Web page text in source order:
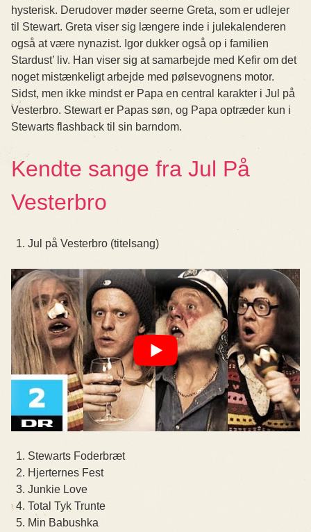
hysterisk. Derudover møder seerne Greta, som er udlejer
til Stewart. Greta viser sig længere inde i julekalenderen
også at være nynazist. Igor dukker også op i familien
Stardust’ liv. Han viser sig at samarbejde med Kefir om det
noget mistænkeligt arbejde med pølsevognens motor.
Sidst, men ikke mindst er Papa en central karakter i Jul på
Vesterbro. Stewart er Papas søn, og Papa optræder kun i
Stewarts flashback til sin barndom.
Kendte sange fra Jul På
Vesterbro
Jul på Vesterbro (titelsang)
Stewarts Foderbræt
Hjerternes Fest
Junkie Love
Total Tyk Trunte
Min Babushka